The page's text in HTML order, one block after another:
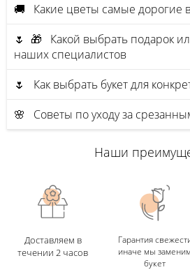
🚚 Какие цветы самые дорогие
🌷 🎁 Какой выбрать подарок
наших специалистов
🌷 Как выбрать букет для
🌸 Советы по уходу за
Наши
Доставляем в
течении 2 часов
Гарантия
иначе мы заменим
букет